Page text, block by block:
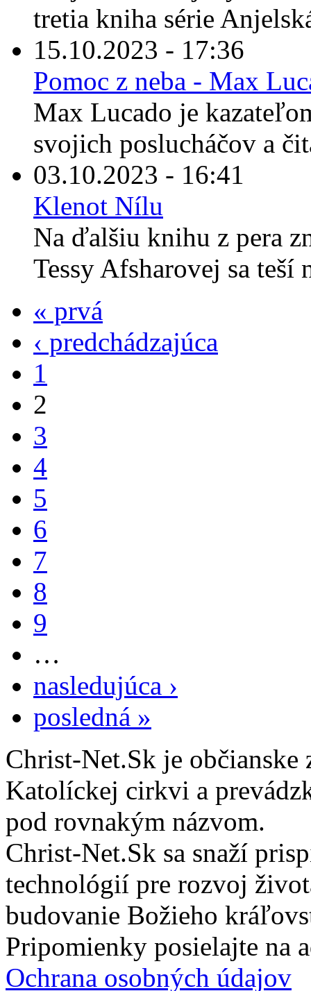
tretia kniha série
15.10.2023 - 17:36
Pomoc z neba - Max
Max Lucado je
svojich poslucháčov a
03.10.2023 - 16:41
Klenot Nílu
Na ďalšiu knihu z pera
Tessy Afsharovej sa teší
« prvá
‹ predchádzajúca
1
2
3
4
5
6
7
8
9
…
nasledujúca ›
posledná »
Christ-Net.Sk je
Katolíckej cirkvi a
pod rovnakým názvom.
Christ-Net.Sk sa snaží
technológií pre rozvoj
budovanie Božieho
Pripomienky posielajte na
Ochrana osobných údajov